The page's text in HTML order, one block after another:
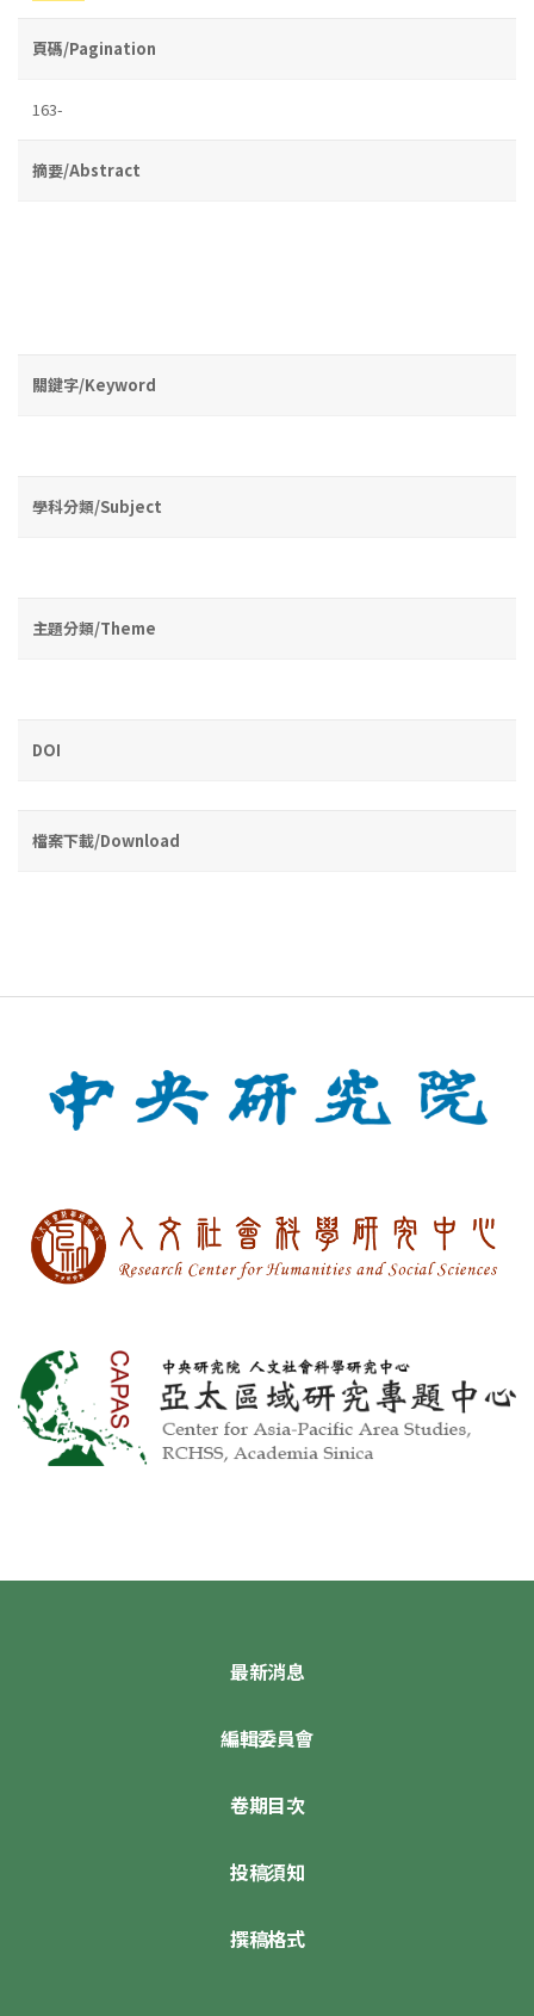
頁碼/Pagination
163-
摘要/Abstract
關鍵字/Keyword
學科分類/Subject
主題分類/Theme
DOI
檔案下載/Download
最新消息
編輯委員會
卷期目次
投稿須知
撰稿格式